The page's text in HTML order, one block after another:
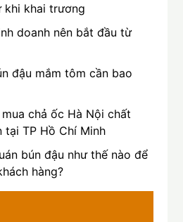
khi khai trương
doanh nên bắt đầu từ
đậu mắm tôm cần bao
chả ốc Hà Nội chất
tại TP Hồ Chí Minh
bún đậu như thế nào để
hàng?